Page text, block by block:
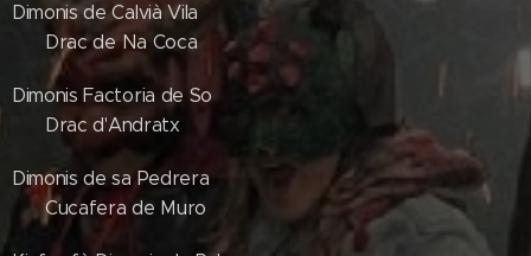
Dimonis de Calvià Vila
Drac de Na Coca
Dimonis Factoria de So
Drac d'Andratx
Dimonis de sa Pedrera
Cucafera de Muro